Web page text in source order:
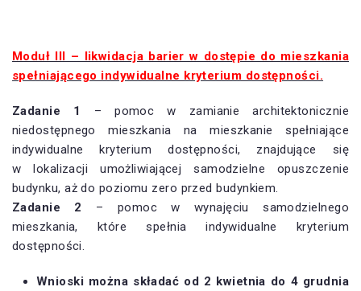
Moduł III – likwidacja barier w dostępie do mieszkania
spełniającego indywidualne kryterium dostępności.
Zadanie 1
– pomoc w zamianie architektonicznie
niedostępnego mieszkania na mieszkanie spełniające
indywidualne kryterium dostępności, znajdujące się
w lokalizacji umożliwiającej samodzielne opuszczenie
budynku, aż do poziomu zero przed budynkiem.
Zadanie 2
– pomoc w wynajęciu samodzielnego
mieszkania, które spełnia indywidualne kryterium
dostępności.
Wnioski można składać od 2 kwietnia do 4 grudnia